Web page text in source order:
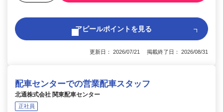
アピールポイントを見る
更新日： 2026/07/21 掲載終了日： 2026/08/31
配車センターでの営業配車スタッフ
北通株式会社 関東配車センター
正社員